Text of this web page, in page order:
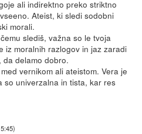
ali indirektno preko striktno
Ateist, ki sledi sodobni
morali.
slediš, važna so le tvoja
iz moralnih razlogov in jaz zaradi
delamo dobro.
vernikom ali ateistom. Vera je
so univerzalna in tista, kar res
)